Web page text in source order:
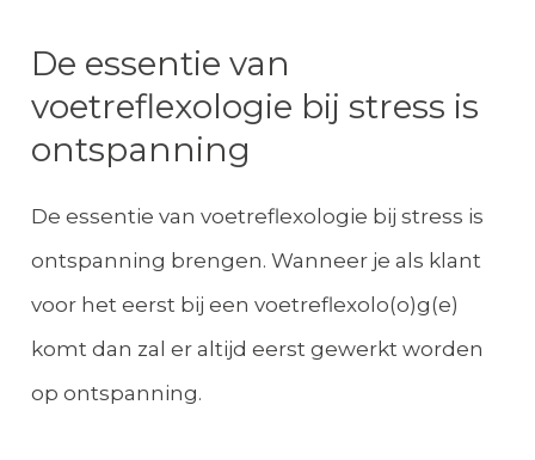
De essentie van
voetreflexologie bij stress is
ontspanning
De essentie van voetreflexologie bij stress is
ontspanning brengen. Wanneer je als klant
voor het eerst bij een voetreflexolo(o)g(e)
komt dan zal er altijd eerst gewerkt worden
op ontspanning.